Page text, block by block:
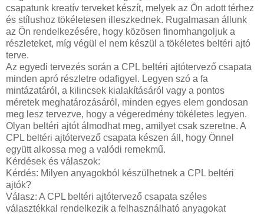
csapatunk kreatív terveket készít, melyek az Ön adott térhez
és stílushoz tökéletesen illeszkednek. Rugalmasan állunk
az Ön rendelkezésére, hogy közösen finomhangoljuk a
részleteket, míg végül el nem készül a tökéletes beltéri ajtó
terve.
Az egyedi tervezés során a CPL beltéri ajtótervező csapata
minden apró részletre odafigyel. Legyen szó a fa
mintázatáról, a kilincsek kialakításáról vagy a pontos
méretek meghatározásáról, minden egyes elem gondosan
meg lesz tervezve, hogy a végeredmény tökéletes legyen.
Olyan beltéri ajtót álmodhat meg, amilyet csak szeretne. A
CPL beltéri ajtótervező csapata készen áll, hogy Önnel
együtt alkossa meg a valódi remekmű.
Kérdések és válaszok:
Kérdés: Milyen anyagokból készülhetnek a CPL beltéri
ajtók?
Válasz: A CPL beltéri ajtótervező csapata széles
választékkal rendelkezik a felhasználható anyagokat